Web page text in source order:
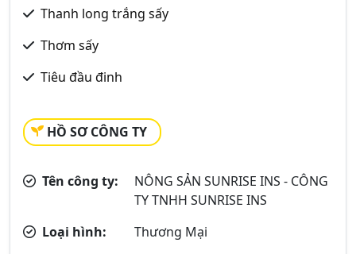
Thanh long trắng sấy
Thơm sấy
Tiêu đầu đinh
HỒ SƠ CÔNG TY
Tên công ty:
NÔNG SẢN SUNRISE INS - CÔNG
TY TNHH SUNRISE INS
Loại hình:
Thương Mại